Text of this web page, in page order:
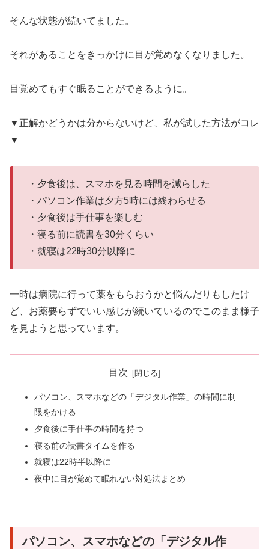
そんな状態が続いてました。
それがあることをきっかけに目が覚めなくなりました。
目覚めてもすぐ眠ることができるように。
▼正解かどうかは分からないけど、私が試した方法がコレ
▼
・夕食後は、スマホを見る時間を減らした
・パソコン作業は夕方5時には終わらせる
・夕食後は手仕事を楽しむ
・寝る前に読書を30分くらい
・就寝は22時30分以降に
一時は病院に行って薬をもらおうかと悩んだりもしたけ
ど、お薬要らずでいい感じが続いているのでこのまま様子
を見ようと思っています。
目次
パソコン、スマホなどの「デジタル作業」の時間に制
限をかける
夕食後に手仕事の時間を持つ
寝る前の読書タイムを作る
就寝は22時半以降に
夜中に目が覚めて眠れない対処法まとめ
パソコン、スマホなどの「デジタル作